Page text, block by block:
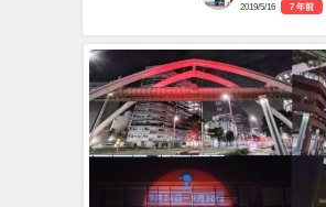
2019/5/16 7 年前